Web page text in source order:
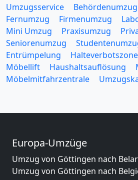
Umzugsservice Behördenumzug
Fernumzug
Firmenumzug
Mini Umzug
Praxisumzug
Seniorenumzug
Entrümpelung
Halteverbotszone
Möbellift
Haushaltsauflösung
Möbelmitfahrzentrale
Europa-Umzüge
Umzug von Göttingen nach
Umzug von Göttingen nach